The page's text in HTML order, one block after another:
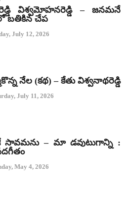
విశ్వమోహనరెడ్డి – జనమనే
బతికిన చేప
July 12, 2026
నేల (కథ) – కేతు విశ్వనాథరెడ్డి
July 11, 2026
సావమను – మా డవుటుగాన్ని :
May 4, 2026